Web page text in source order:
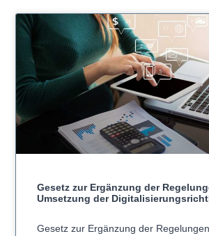
Gesetz zur Ergänzung der
Umsetzung der
Gesetz zur Ergänzung der